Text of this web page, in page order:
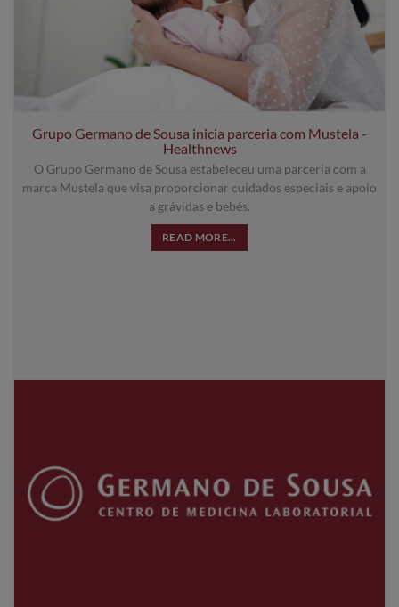
Grupo Germano de Sousa inicia parceria com Mustela -
Healthnews
O Grupo Germano de Sousa estabeleceu uma parceria com a
marca Mustela que visa proporcionar cuidados especiais e apoio
a grávidas e bebés.
READ MORE...